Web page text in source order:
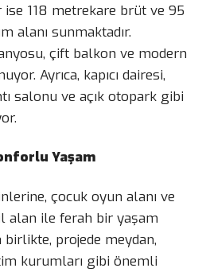
ise 118 metrekare brüt ve 95
alanı sunmaktadır.
çift balkon ve modern
Ayrıca, kapıcı dairesi,
salonu ve açık otopark gibi
Yaşam
çocuk oyun alanı ve
alan ile ferah bir yaşam
birlikte, projede meydan,
kurumları gibi önemli